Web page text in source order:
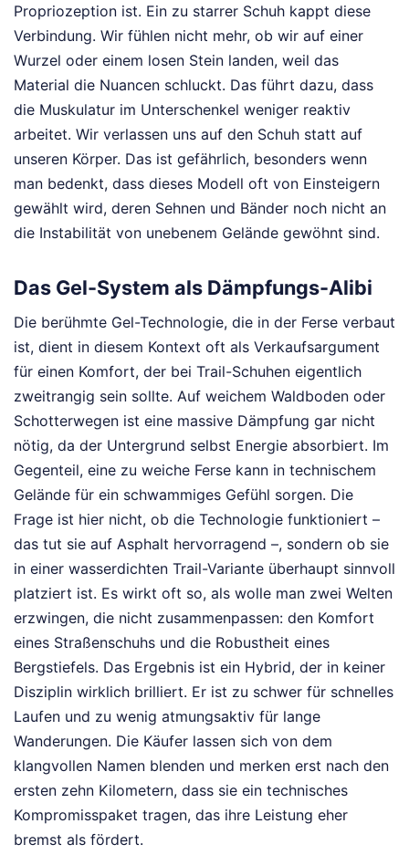
Propriozeption ist. Ein zu starrer Schuh kappt diese
Verbindung. Wir fühlen nicht mehr, ob wir auf einer
Wurzel oder einem losen Stein landen, weil das
Material die Nuancen schluckt. Das führt dazu, dass
die Muskulatur im Unterschenkel weniger reaktiv
arbeitet. Wir verlassen uns auf den Schuh statt auf
unseren Körper. Das ist gefährlich, besonders wenn
man bedenkt, dass dieses Modell oft von Einsteigern
gewählt wird, deren Sehnen und Bänder noch nicht an
die Instabilität von unebenem Gelände gewöhnt sind.
Das Gel-System als Dämpfungs-Alibi
Die berühmte Gel-Technologie, die in der Ferse verbaut
ist, dient in diesem Kontext oft als Verkaufsargument
für einen Komfort, der bei Trail-Schuhen eigentlich
zweitrangig sein sollte. Auf weichem Waldboden oder
Schotterwegen ist eine massive Dämpfung gar nicht
nötig, da der Untergrund selbst Energie absorbiert. Im
Gegenteil, eine zu weiche Ferse kann in technischem
Gelände für ein schwammiges Gefühl sorgen. Die
Frage ist hier nicht, ob die Technologie funktioniert –
das tut sie auf Asphalt hervorragend –, sondern ob sie
in einer wasserdichten Trail-Variante überhaupt sinnvoll
platziert ist. Es wirkt oft so, als wolle man zwei Welten
erzwingen, die nicht zusammenpassen: den Komfort
eines Straßenschuhs und die Robustheit eines
Bergstiefels. Das Ergebnis ist ein Hybrid, der in keiner
Disziplin wirklich brilliert. Er ist zu schwer für schnelles
Laufen und zu wenig atmungsaktiv für lange
Wanderungen. Die Käufer lassen sich von dem
klangvollen Namen blenden und merken erst nach den
ersten zehn Kilometern, dass sie ein technisches
Kompromisspaket tragen, das ihre Leistung eher
bremst als fördert.